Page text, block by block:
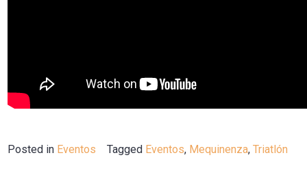
Posted in Eventos Tagged Eventos, Mequinenza,Triatlón